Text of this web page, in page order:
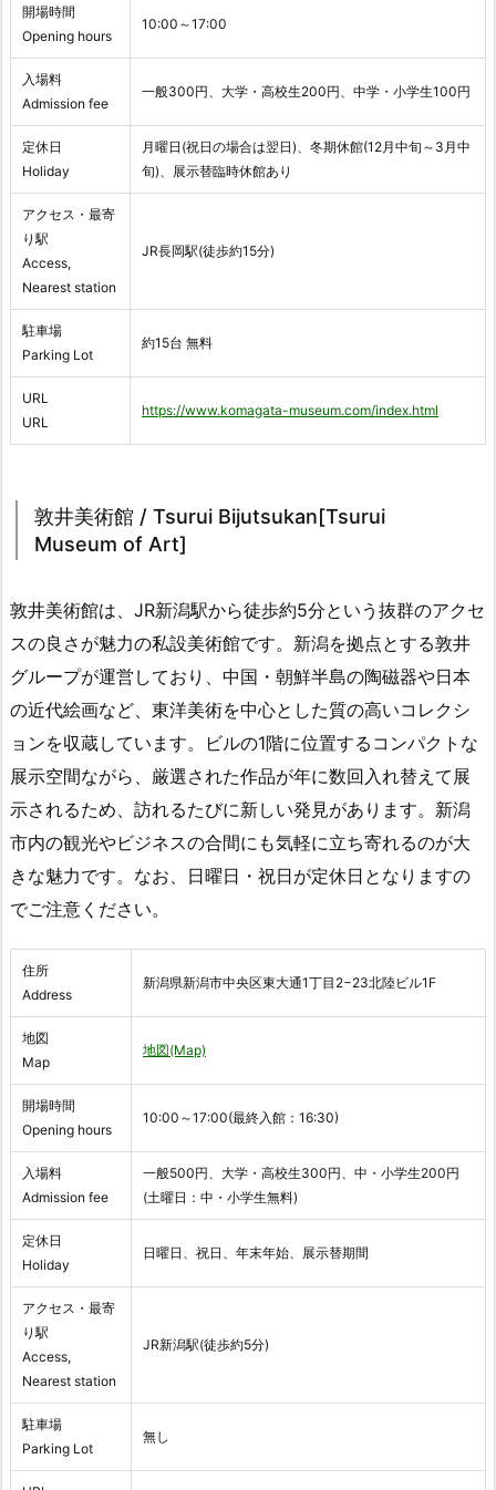
開場時間
Opening hours
10:00～17:00
入場料
Admission fee
一般300円、大学・高校生200円、中学・小学生100円
定休日
Holiday
月曜日(祝日の場合は翌日)、冬期休館(12月中旬～3月中
旬)、展示替臨時休館あり
アクセス・最寄
り駅
Access,
Nearest station
JR長岡駅(徒歩約15分)
駐車場
Parking Lot
約15台 無料
URL
URL
https://www.komagata-museum.com/index.html
敦井美術館 / Tsurui Bijutsukan[Tsurui
Museum of Art]
敦井美術館は、JR新潟駅から徒歩約5分という抜群のアクセ
スの良さが魅力の私設美術館です。新潟を拠点とする敦井
グループが運営しており、中国・朝鮮半島の陶磁器や日本
の近代絵画など、東洋美術を中心とした質の高いコレクシ
ョンを収蔵しています。ビルの1階に位置するコンパクトな
展示空間ながら、厳選された作品が年に数回入れ替えて展
示されるため、訪れるたびに新しい発見があります。新潟
市内の観光やビジネスの合間にも気軽に立ち寄れるのが大
きな魅力です。なお、日曜日・祝日が定休日となりますの
でご注意ください。
住所
Address
新潟県新潟市中央区東大通1丁目2−23北陸ビル1F
地図
Map
地図(Map)
開場時間
Opening hours
10:00～17:00(最終入館：16:30)
入場料
Admission fee
一般500円、大学・高校生300円、中・小学生200円
(土曜日：中・小学生無料)
定休日
Holiday
日曜日、祝日、年末年始、展示替期間
アクセス・最寄
り駅
Access,
Nearest station
JR新潟駅(徒歩約5分)
駐車場
Parking Lot
無し